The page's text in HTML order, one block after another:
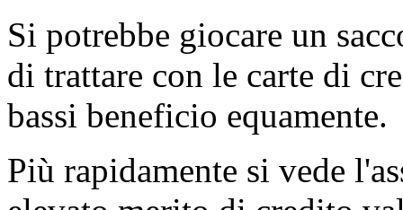
Si potrebbe giocare un
di trattare con le carte di
bassi beneficio equamente.
Più rapidamente si vede